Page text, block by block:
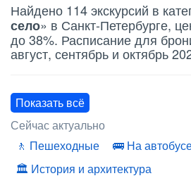
Найдено 114 экскурсий в
село» в Санкт-Петербурге,
до 38%. Расписание для
август, сентябрь и октябрь
Показать всё
Сейчас актуально
Пешеходные
На
История и архитектура